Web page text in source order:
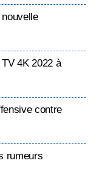
4K 2022 à
contre
rumeurs